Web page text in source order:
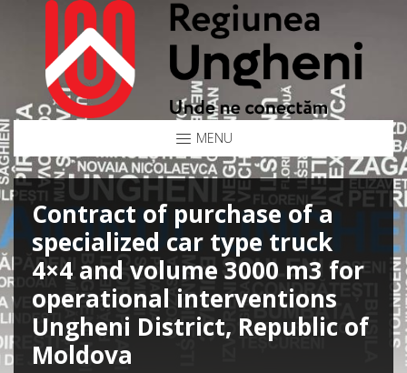
MENU
Contract of purchase of a
specialized car type truck
4×4 and volume 3000 m3 for
operational interventions
Ungheni District, Republic of
Moldova